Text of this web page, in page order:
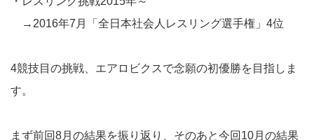
→2016年7月「全日本社会人レスリング選手権」4位
4競技目の挑戦、エアロビクスで念願の初優勝を目指しま
す。
まず前回8月の結果を振り返り、そのあと今回10月の結果